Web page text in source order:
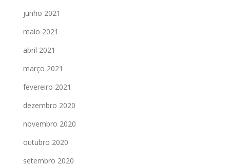
junho 2021
maio 2021
abril 2021
março 2021
fevereiro 2021
dezembro 2020
novembro 2020
outubro 2020
setembro 2020